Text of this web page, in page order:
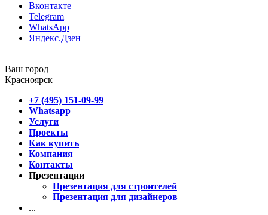
Вконтакте
Telegram
WhatsApp
Яндекс.Дзен
Ваш город
Красноярск
+7 (495) 151-09-99
Whatsapp
Услуги
Проекты
Как купить
Компания
Контакты
Презентации
Презентация для строителей
Презентация для дизайнеров
...